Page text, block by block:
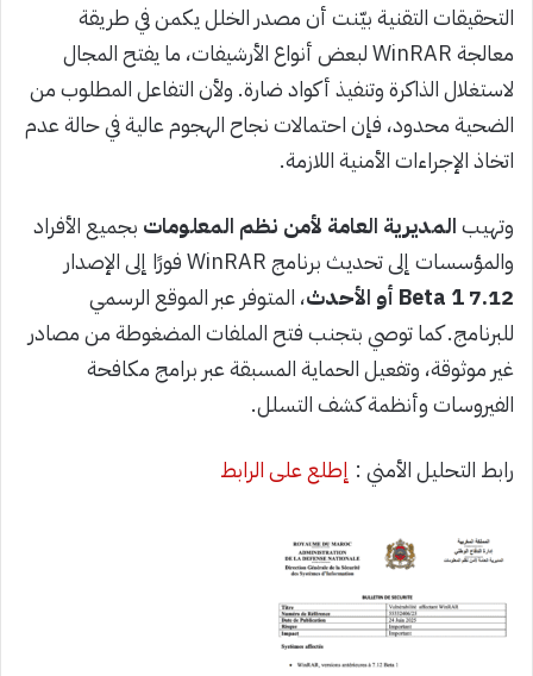
التحقيقات التقنية بيّنت أن مصدر الخلل يكمن في طريقة
معالجة WinRAR لبعض أنواع الأرشيفات، ما يفتح المجال
لاستغلال الذاكرة وتنفيذ أكواد ضارة. ولأن التفاعل المطلوب من
الضحية محدود، فإن احتمالات نجاح الهجوم عالية في حالة عدم
اتخاذ الإجراءات الأمنية اللازمة.
وتهيبالمديرية العامة لأمن نظم المعلومات بجميع الأفراد
والمؤسسات إلى تحديث برنامج WinRAR فورًا إلى الإصدار
7.12 Beta 1 أو الأحدث
، المتوفر عبر الموقع الرسمي
للبرنامج. كما توصي بتجنب فتح الملفات المضغوطة من مصادر
غير موثوقة، وتفعيل الحماية المسبقة عبر برامج مكافحة
الفيروسات وأنظمة كشف التسلل.
رابط التحليل الأمني : إطلع على الرابط